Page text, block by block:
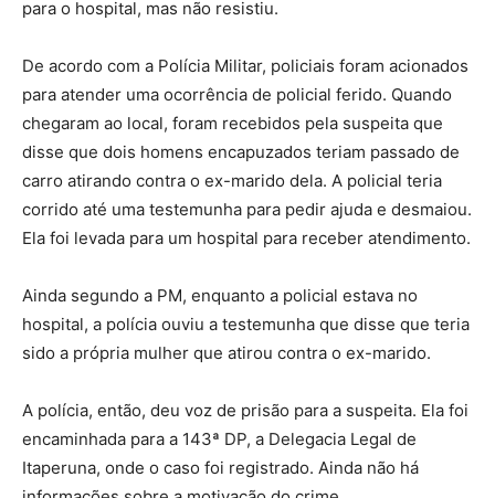
para o hospital, mas não resistiu.
De acordo com a Polícia Militar, policiais foram acionados
para atender uma ocorrência de policial ferido. Quando
chegaram ao local, foram recebidos pela suspeita que
disse que dois homens encapuzados teriam passado de
carro atirando contra o ex-marido dela. A policial teria
corrido até uma testemunha para pedir ajuda e desmaiou.
Ela foi levada para um hospital para receber atendimento.
Ainda segundo a PM, enquanto a policial estava no
hospital, a polícia ouviu a testemunha que disse que teria
sido a própria mulher que atirou contra o ex-marido.
A polícia, então, deu voz de prisão para a suspeita. Ela foi
encaminhada para a 143ª DP, a Delegacia Legal de
Itaperuna, onde o caso foi registrado. Ainda não há